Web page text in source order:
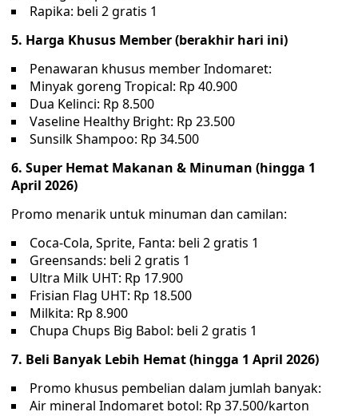
Rapika: beli 2 gratis 1
5. Harga Khusus Member (berakhir hari ini)
Penawaran khusus member Indomaret:
Minyak goreng Tropical: Rp 40.900
Dua Kelinci: Rp 8.500
Vaseline Healthy Bright: Rp 23.500
Sunsilk Shampoo: Rp 34.500
6. Super Hemat Makanan & Minuman (hingga 1
April 2026)
Promo menarik untuk minuman dan camilan:
Coca-Cola, Sprite, Fanta: beli 2 gratis 1
Greensands: beli 2 gratis 1
Ultra Milk UHT: Rp 17.900
Frisian Flag UHT: Rp 18.500
Milkita: Rp 8.900
Chupa Chups Big Babol: beli 2 gratis 1
7. Beli Banyak Lebih Hemat (hingga 1 April 2026)
Promo khusus pembelian dalam jumlah banyak:
Air mineral Indomaret botol: Rp 37.500/karton